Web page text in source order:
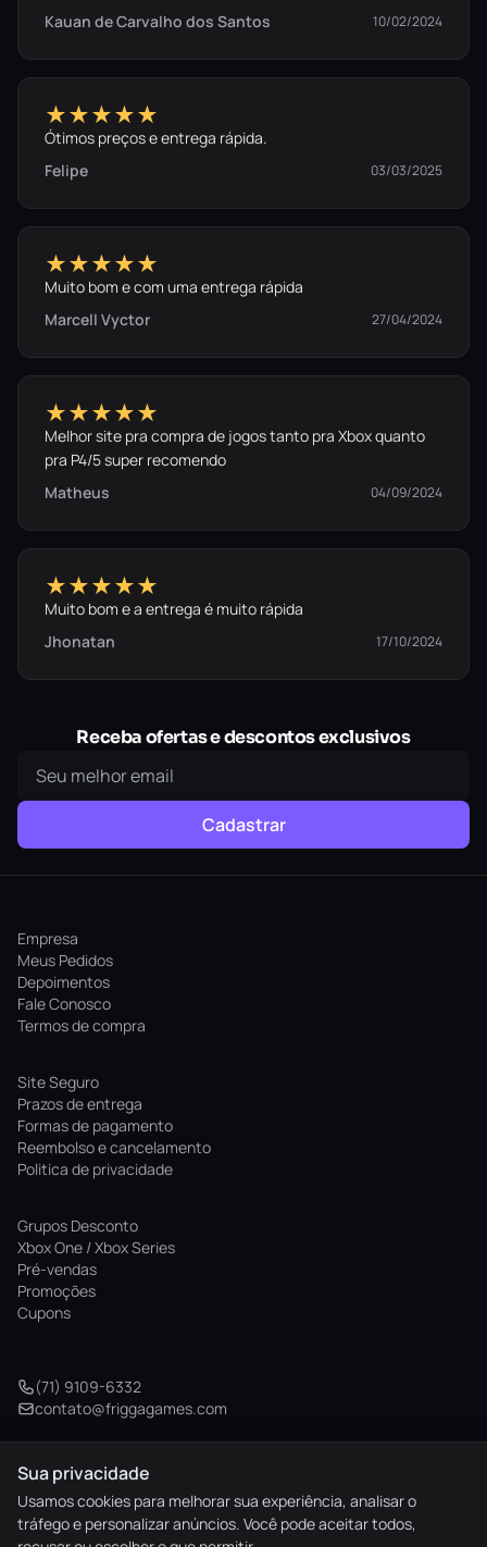
Kauan de Carvalho dos Santos
10/02/2024
★★★★★
Ótimos preços e entrega rápida.
Felipe
03/03/2025
★★★★★
Muito bom e com uma entrega rápida
Marcell Vyctor
27/04/2024
★★★★★
Melhor site pra compra de jogos tanto pra Xbox quanto
pra P4/5 super recomendo
Matheus
04/09/2024
★★★★★
Muito bom e a entrega é muito rápida
Jhonatan
17/10/2024
Receba ofertas e descontos exclusivos
Cadastrar
Empresa
Meus Pedidos
Depoimentos
Fale Conosco
Termos de compra
Site Seguro
Prazos de entrega
Formas de pagamento
Reembolso e cancelamento
Politica de privacidade
Grupos Desconto
Xbox One / Xbox Series
Pré-vendas
Promoções
Cupons
(71) 9109-6332
contato@friggagames.com
© 2026 Frigga Games. Todos os direitos reservados.
elo HIPER AMEX pix
Sua privacidade
Usamos cookies para melhorar sua experiência, analisar o
tráfego e personalizar anúncios. Você pode aceitar todos,